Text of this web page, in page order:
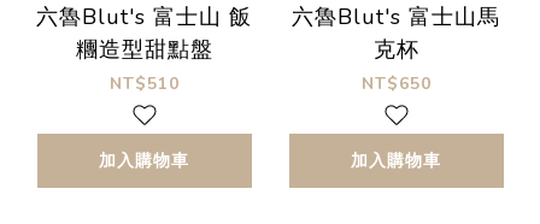
六魯Blut's 富士山 飯
糰造型甜點盤
NT$510
加入購物車
六魯Blut's 富士山馬
克杯
NT$650
加入購物車